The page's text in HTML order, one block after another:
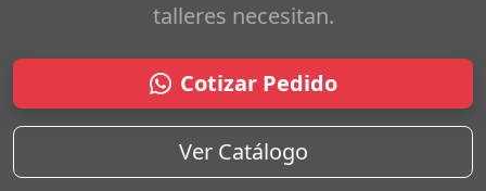
talleres necesitan.
Cotizar Pedido
Ver Catálogo